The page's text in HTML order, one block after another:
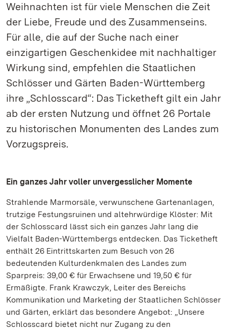
Weihnachten ist für viele Menschen die Zeit
der Liebe, Freude und des Zusammenseins.
Für alle, die auf der Suche nach einer
einzigartigen Geschenkidee mit nachhaltiger
Wirkung sind, empfehlen die Staatlichen
Schlösser und Gärten Baden-Württemberg
ihre „Schlosscard“: Das Ticketheft gilt ein Jahr
ab der ersten Nutzung und öffnet 26 Portale
zu historischen Monumenten des Landes zum
Vorzugspreis.
Ein ganzes Jahr voller unvergesslicher Momente
Strahlende Marmorsäle, verwunschene Gartenanlagen,
trutzige Festungsruinen und altehrwürdige Klöster: Mit
der Schlosscard lässt sich ein ganzes Jahr lang die
Vielfalt Baden-Württembergs entdecken. Das Ticketheft
enthält 26 Eintrittskarten zum Besuch von 26
bedeutenden Kulturdenkmalen des Landes zum
Sparpreis: 39,00 € für Erwachsene und 19,50 € für
Ermäßigte. Frank Krawczyk, Leiter des Bereichs
Kommunikation und Marketing der Staatlichen Schlösser
und Gärten, erklärt das besondere Angebot: „Unsere
Schlosscard bietet nicht nur Zugang zu den